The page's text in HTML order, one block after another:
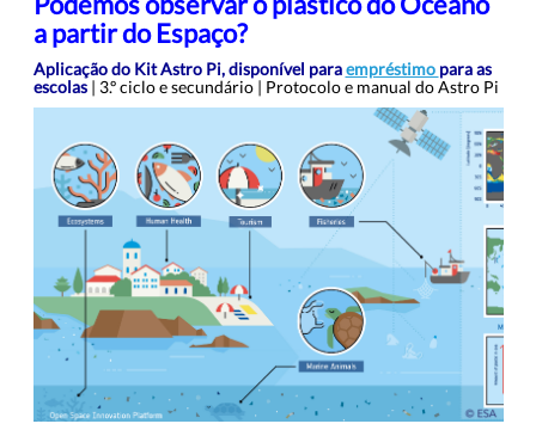
a partir do Espaço?
Aplicação do Kit Astro Pi, disponível paraempréstimo para as
escolas | 3.º ciclo e secundário | Protocolo e manual do Astro Pi